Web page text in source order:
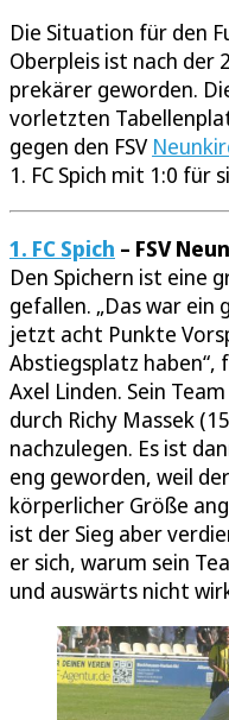
Die Situation für den
Oberpleis ist nach der
prekärer geworden.
vorletzten
gegen den FSV
1. FC Spich mit 1:0 für
1. FC Spich – FSV
Den Spichern ist eine
gefallen. „Das war ein
jetzt acht Punkte
Abstiegsplatz
Axel Linden. Sein
durch Richy Massek
nachzulegen. Es ist
eng geworden, weil
körperlicher Größe
ist der Sieg aber
er sich, warum sein
und auswärts nicht